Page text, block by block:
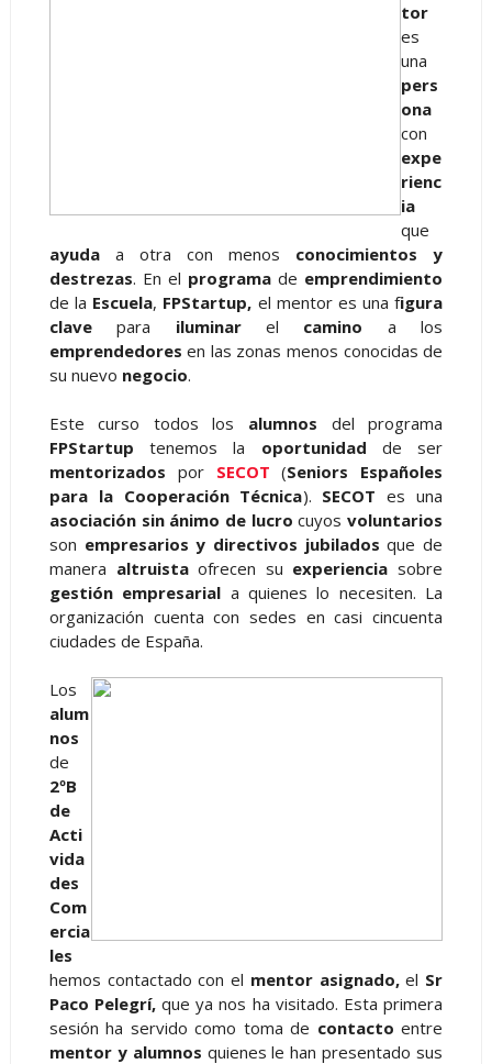
tor
es
una
pers
ona
con
expe
rienc
ia
que
ayudaa otra con menos conocimientos y
destrezas. En el programa de emprendimiento
de la Escuela, FPStartup, el mentor es una figura
clavepara iluminarel camino a los
emprendedores en las zonas menos conocidas de
su nuevo negocio.
Este curso todos los alumnos del programa
FPStartup tenemos la oportunidad de ser
mentorizados por SECOT(Seniors Españoles
para la Cooperación Técnica). SECOT es una
asociación sin ánimo de lucro cuyosvoluntarios
son empresarios y directivos jubilados que de
manera altruistaofrecen su experiencia sobre
gestión empresarial a quienes lo necesiten. La
organización cuenta con sedes en casi cincuenta
ciudades de España.
Los
alum
nos
de
2ºB
de
Acti
vida
des
Com
ercia
les
hemos contactado con el mentor asignado,el Sr
Paco Pelegrí, que ya nos ha visitado. Esta primera
sesión ha servido como toma de contacto entre
mentor y alumnos quienes le han presentado sus